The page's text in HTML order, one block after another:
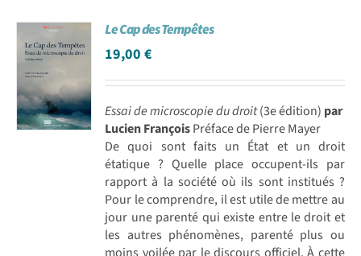
Le Cap des Tempêtes
19,00€
Essai de microscopie du droit(3e édition) par
Lucien FrançoisPréface de Pierre Mayer
De quoi sont faits un État et un droit
étatique ? Quelle place occupent-ils par
rapport à la société où ils sont institués ?
Pour le comprendre, il est utile de mettre au
jour une parenté qui existe entre le droit et
les autres phénomènes, parenté plus ou